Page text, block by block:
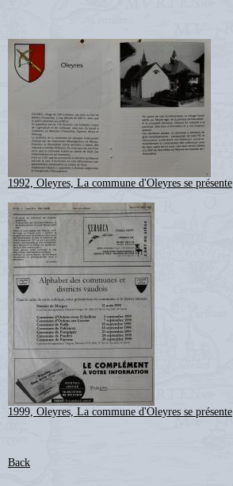
1992, Oleyres, La commune d'Oleyres se présente
1999, Oleyres, La commune d'Oleyres se présente
Back